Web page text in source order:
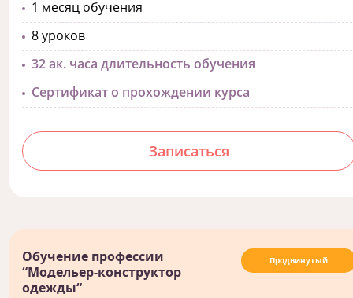
1 месяц обучения
8 уроков
32 ак. часа длительность обучения
Сертификат о прохождении курса
Записаться
Продвинутый
Обучение профессии
“Модельер-конструктор
одежды“